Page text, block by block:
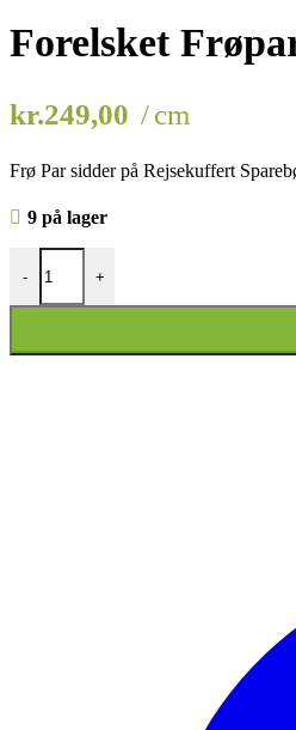
Forelsket
kr.249,00 cm
Frø Par sidder på Rejsekuffert
9 på lager
-
Forelsket Frøpar på Rejsekuffert –
+